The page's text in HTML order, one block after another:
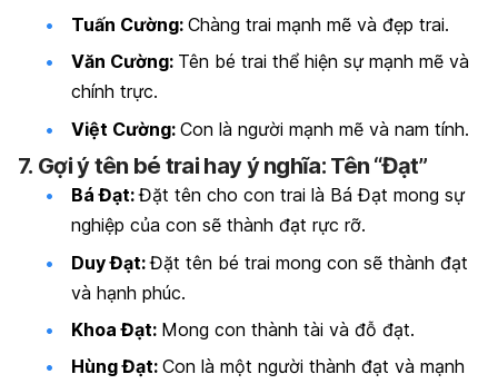
Tuấn Cường: Chàng trai mạnh mẽ và đẹp trai.
Văn Cường: Tên bé trai thể hiện sự mạnh mẽ và
chính trực.
Việt Cường: Con là người mạnh mẽ và nam tính.
7. Gợi ý tên bé trai hay ý nghĩa: Tên “Đạt”
Bá Đạt:Đặt tên cho con trai là Bá Đạt mong sự
nghiệp của con sẽ thành đạt rực rỡ.
Duy Đạt:Đặt tên bé trai mong con sẽ thành đạt
và hạnh phúc.
Khoa Đạt: Mong con thành tài và đỗ đạt.
Hùng Đạt: Con là một người thành đạt và mạnh